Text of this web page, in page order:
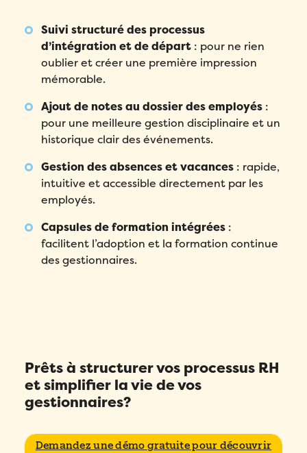
Suivi structuré des processus
d’intégration et de départ : pour ne rien
oublier et créer une première impression
mémorable.
Ajout de notes au dossier des employés :
pour une meilleure gestion disciplinaire et un
historique clair des événements.
Gestion des absences et vacances : rapide,
intuitive et accessible directement par les
employés.
Capsules de formation intégrées :
facilitent l’adoption et la formation continue
des gestionnaires.
Prêts à structurer vos processus RH
et simplifier la vie de vos
gestionnaires?
Demandez une démo gratuite pour découvrir